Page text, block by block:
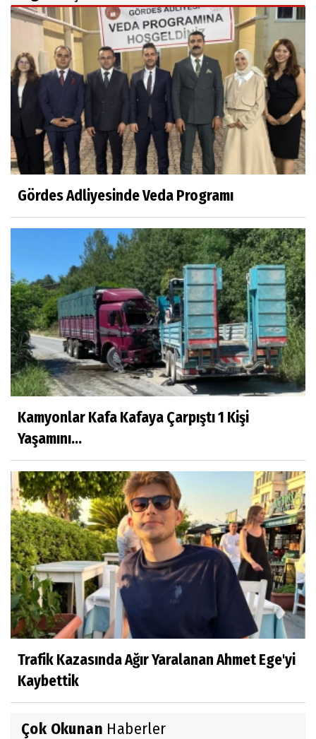
Gördes Adliyesinde Veda Programı
Kamyonlar Kafa Kafaya Çarpıştı 1 Kişi
Yaşamını...
Trafik Kazasında Ağır Yaralanan Ahmet Ege'yi
Kaybettik
Çok Okunan Haberler